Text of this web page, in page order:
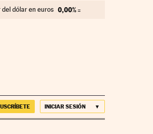
del dólar en euros 0,00%
INICIAR SESIÓN